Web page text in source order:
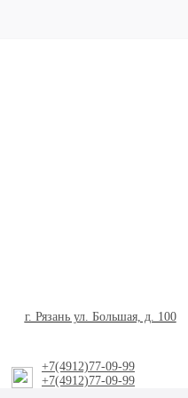
г. Рязань ул. Большая, д. 100
+7(4912)77-09-99
+7(4912)77-09-99